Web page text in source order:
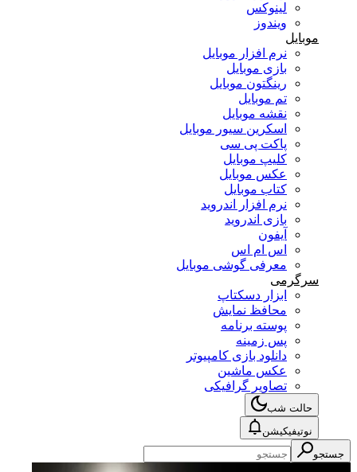
لینوکس
ویندوز
موبایل
نرم افزار موبایل
بازی موبایل
رینگتون موبایل
تم موبایل
نقشه موبایل
اسکرین سیور موبایل
پاکت پی سی
کلیپ موبایل
عکس موبایل
کتاب موبایل
نرم افزار اندروید
بازی اندروید
آیفون
اس ام اس
معرفی گوشی موبایل
سرگرمی
ابزار دسکتاپ
محافظ نمایش
پوسته برنامه
پس زمینه
دانلود بازی کامپیوتر
عکس ماشین
تصاویر گرافیکی
حالت شب
نوتیفیکیشن
جستجو